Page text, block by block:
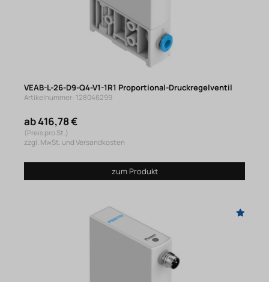
VEAB-L-26-D9-Q4-V1-1R1 Proportional-Druckregelventil
Artikelnummer: 128046299
ab 416,78 €
(Preis pro St.)
zzgl. MwSt. und Versandkosten
zum Produkt